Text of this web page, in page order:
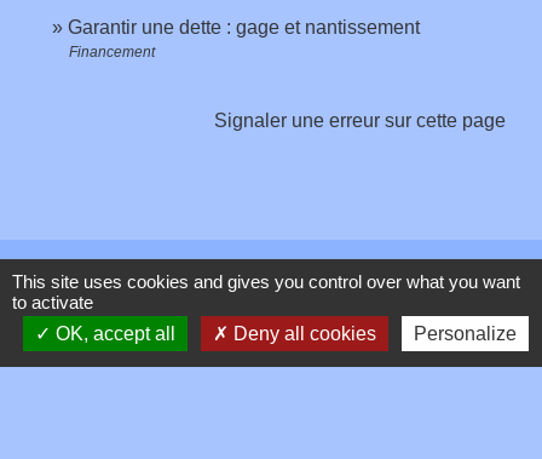
Garantir une dette : gage et nantissement
Financement
Signaler une erreur sur cette page
Contacts
Commune de Toussieux
346, Route du Morbier
This site uses cookies and gives you control over what you want
to activate
OK, accept all
Deny all cookies Personalize